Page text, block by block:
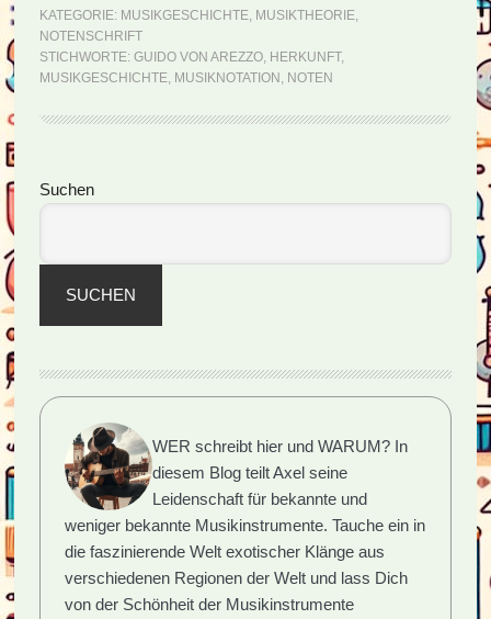
KATEGORIE: MUSIKGESCHICHTE, MUSIKTHEORIE,
NOTENSCHRIFT
STICHWORTE: GUIDO VON AREZZO, HERKUNFT,
MUSIKGESCHICHTE, MUSIKNOTATION , NOTEN
Seitenspalte
Suchen
SUCHEN
WER schreibt hier und WARUM? In
diesem Blog teilt Axel seine
Leidenschaft für bekannte und
weniger bekannte Musikinstrumente. Tauche ein in
die faszinierende Welt exotischer Klänge aus
verschiedenen Regionen der Welt und lass Dich
von der Schönheit der Musikinstrumente